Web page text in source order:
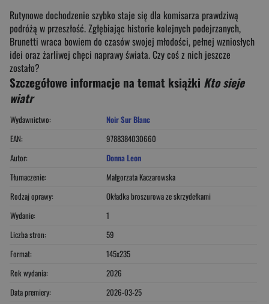
Rutynowe dochodzenie szybko staje się dla komisarza prawdziwą
podróżą w przeszłość. Zgłębiając historie kolejnych podejrzanych,
Brunetti wraca bowiem do czasów swojej młodości, pełnej wzniosłych
idei oraz żarliwej chęci naprawy świata. Czy coś z nich jeszcze
zostało?
Szczegółowe informacje na temat książki Kto sieje
wiatr
Wydawnictwo:
Noir Sur Blanc
EAN:
9788384030660
Autor:
Donna Leon
Tłumaczenie:
Małgorzata Kaczarowska
Rodzaj oprawy:
Okładka broszurowa ze skrzydełkami
Wydanie:
1
Liczba stron:
59
Format:
145x235
Rok wydania:
2026
Data premiery:
2026-03-25